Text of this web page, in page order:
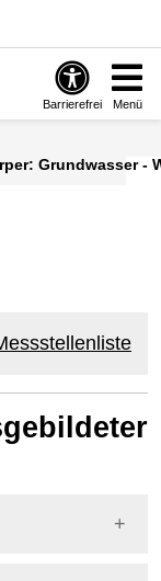
Barrierefrei Menü
Grundwasser -